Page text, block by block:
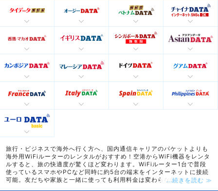
旅行・ビジネスで海外へ行く方へ、国内通信キャリアのパケットよりも
海外用WiFiルーターのレンタルがおすすめ！空港からWiFi機器をレンタ
ルすると、旅の快適度が驚くほど変わります。WiFiルーター1台で普段
使っているスマホやPCなど同時に約5台の端末をインターネットに接続
可能。友だちや家族と一緒に使っても利用料金は変わらないので、さら
...続きを読む ≫